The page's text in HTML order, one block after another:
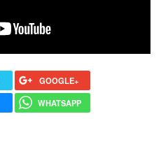
GOOGLE+
WHATSAPP